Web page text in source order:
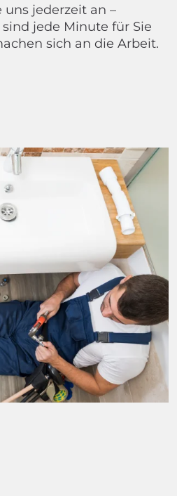
uns jederzeit an –
jede Minute für Sie
sich an die Arbeit.